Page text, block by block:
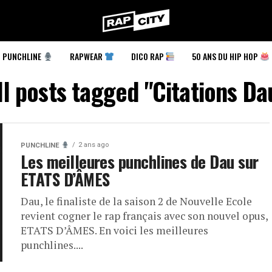
RapCity
PUNCHLINE RAPWEAR DICO RAP 50 ANS DU HIP HOP
posts tagged "Citations
PUNCHLINE 2 ans ago
Les meilleures punchlines de Dau sur
ETATS D’ÂMES
Dau, le finaliste de la saison 2 de Nouvelle Ecole
revient cogner le rap français avec son nouvel opus,
ETATS D’ÂMES. En voici les meilleures
punchlines....